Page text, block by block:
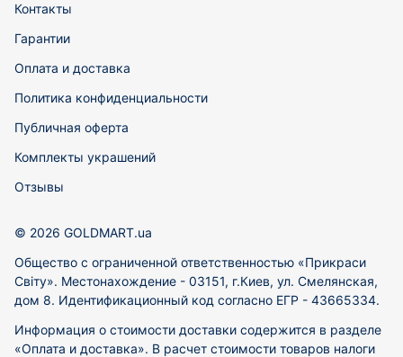
Контакты
Гарантии
Оплата и доставка
Политика конфиденциальности
Публичная оферта
Комплекты украшений
Отзывы
© 2026 GOLDMART.ua
Общество с ограниченной ответственностью «Прикраси
Світу». Местонахождение - 03151, г.Киев, ул. Смелянская,
дом 8. Идентификационный код согласно ЕГР - 43665334.
Информация о стоимости доставки содержится в разделе
«Оплата и доставка». В расчет стоимости товаров налоги